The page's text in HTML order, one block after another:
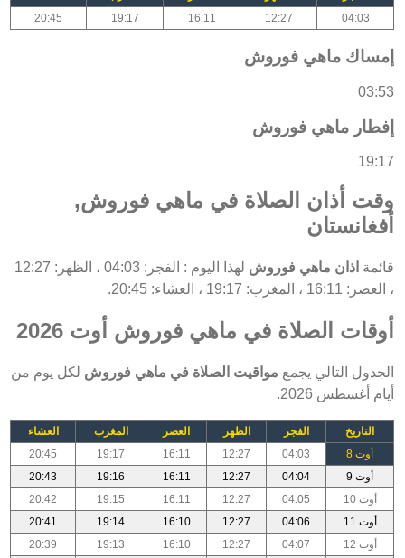
04:03
12:27
16:11
19:17
20:45
إمساك ماهي فوروش
03:53
إفطار ماهي فوروش
19:17
وقت أذان الصلاة في ماهي فوروش,
أفغانستان
قائمة اذان ماهي فوروش
لهذا اليوم : الفجر: 04:03 ، الظهر: 12:27
، العصر: 16:11 ، المغرب: 19:17 ، العشاء: 20:45.
أوقات الصلاة في ماهي فوروش أوت 2026
الجدول التالي يجمع مواقيت الصلاة في ماهي فوروش لكل يوم من
أيام أغسطس 2026.
التاريخ الفجر الظهر العصر المغرب
العشاء
أوت 8
04:03
12:27
16:11
19:17
20:45
أوت 9
04:04
12:27
16:11
19:16
20:43
أوت 10
04:05
12:27
16:11
19:15
20:42
أوت 11
04:06
12:27
16:10
19:14
20:41
أوت 12
04:07
12:27
16:10
19:13
20:39